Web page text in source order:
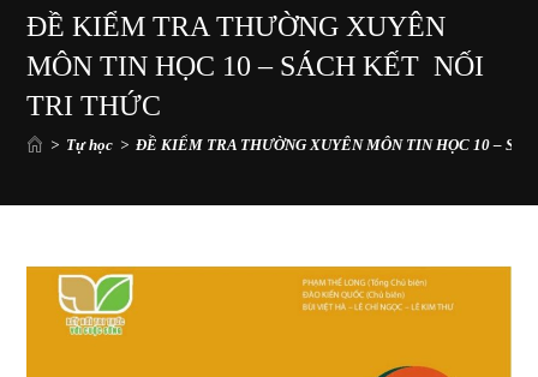
ĐỀ KIỂM TRA THƯỜNG XUYÊN
MÔN TIN HỌC 10 – SÁCH KẾT NỐI
TRI THỨC
> Tự học > ĐỀ KIỂM TRA THƯỜNG XUYÊN MÔN TIN HỌC 10 –